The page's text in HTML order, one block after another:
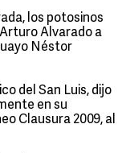
los potosinos
Alvarado a
Néstor
del San Luis, dijo
en su
Clausura 2009, al